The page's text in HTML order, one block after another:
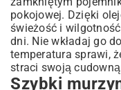
pokojowej. Dzięki
świeżość i
dni. Nie wkładaj go
temperatura sprawi,
straci swoją
Szybki